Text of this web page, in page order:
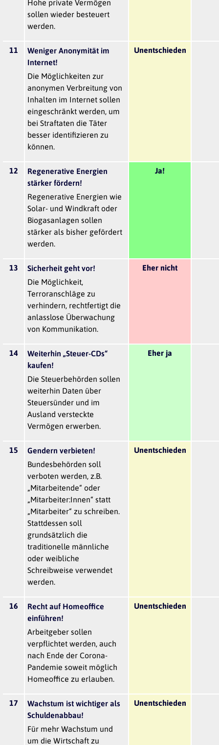
Hohe private Vermögen
sollen wieder besteuert
werden.
11
Weniger Anonymität im
Internet!
Die Möglichkeiten zur
anonymen Verbreitung von
Inhalten im Internet sollen
eingeschränkt werden, um
bei Straftaten die Täter
besser identifizieren zu
können.
Unentschieden
12
Regenerative Energien
stärker fördern!
Regenerative Energien wie
Solar- und Windkraft oder
Biogasanlagen sollen
stärker als bisher gefördert
werden.
Ja!
13
Sicherheit geht vor!
Die Möglichkeit,
Terroranschläge zu
verhindern, rechtfertigt die
anlasslose Überwachung
von Kommunikation.
Eher nicht
14
Weiterhin „Steuer-CDs“
kaufen!
Die Steuerbehörden sollen
weiterhin Daten über
Steuersünder und im
Ausland versteckte
Vermögen erwerben.
Eher ja
15
Gendern verbieten!
Bundesbehörden soll
verboten werden, z.B.
„Mitarbeitende“ oder
„Mitarbeiter:Innen“ statt
„Mitarbeiter“ zu schreiben.
Stattdessen soll
grundsätzlich die
traditionelle männliche
oder weibliche
Schreibweise verwendet
werden.
Unentschieden
16
Recht auf Homeoffice
einführen!
Arbeitgeber sollen
verpflichtet werden, auch
nach Ende der Corona-
Pandemie soweit möglich
Homeoffice zu erlauben.
Unentschieden
17
Wachstum ist wichtiger als
Schuldenabbau!
Für mehr Wachstum und
um die Wirtschaft zu
Unentschieden